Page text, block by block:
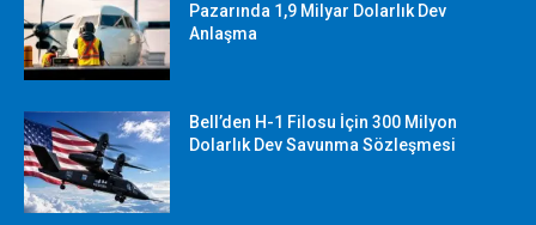
Pazarında 1,9 Milyar Dolarlık Dev
Anlaşma
Bell’den H-1 Filosu İçin 300 Milyon
Dolarlık Dev Savunma Sözleşmesi